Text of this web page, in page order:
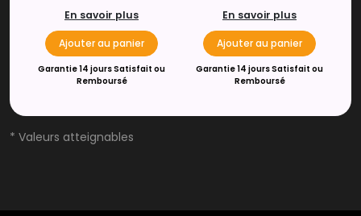
En savoir plus
Ajouter au panier
Garantie 14 jours Satisfait ou
Remboursé
En savoir plus
Ajouter au panier
Garantie 14 jours Satisfait ou
Remboursé
* Valeurs atteignables